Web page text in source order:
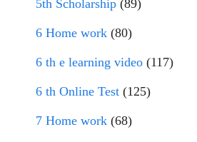
5th Scholarship (89)
6 Home work (80)
6 th e learning video (117)
6 th Online Test (125)
7 Home work (68)